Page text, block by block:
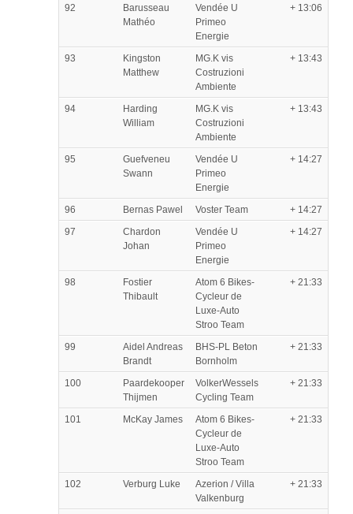
92
Barusseau
Mathéo
Vendée U
Primeo
Energie
+ 13:06
93
Kingston
Matthew
MG.K vis
Costruzioni
Ambiente
+ 13:43
94
Harding
William
MG.K vis
Costruzioni
Ambiente
+ 13:43
95
Guefveneu
Swann
Vendée U
Primeo
Energie
+ 14:27
96 Bernas Pawel Voster Team
+ 14:27
97
Chardon
Johan
Vendée U
Primeo
Energie
+ 14:27
98
Fostier
Thibault
Atom 6 Bikes-
Cycleur de
Luxe-Auto
Stroo Team
+ 21:33
99
Aidel Andreas
Brandt
BHS-PL Beton
Bornholm
+ 21:33
100
Paardekooper
Thijmen
VolkerWessels
Cycling Team
+ 21:33
101 McKay James
Atom 6 Bikes-
Cycleur de
Luxe-Auto
Stroo Team
+ 21:33
102 Verburg Luke
Azerion / Villa
Valkenburg
+ 21:33